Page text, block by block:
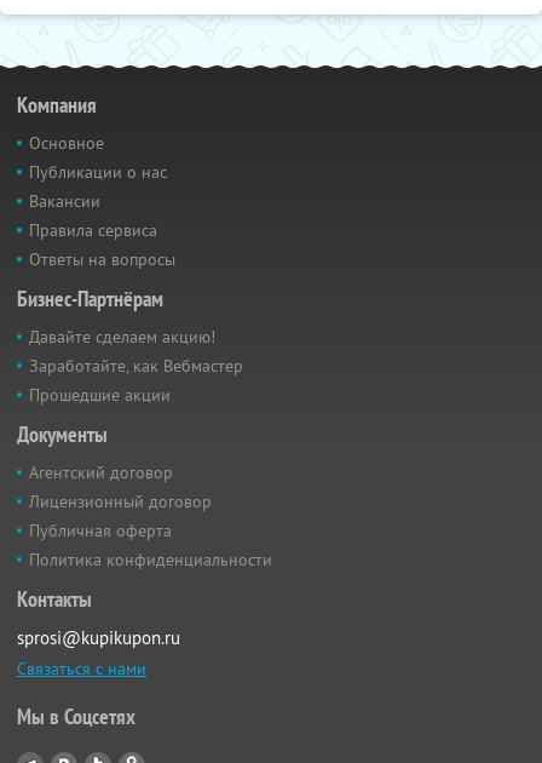
Компания
Основное
Публикации о нас
Вакансии
Правила сервиса
Ответы на вопросы
Бизнес-Партнёрам
Давайте сделаем акцию!
Заработайте, как Вебмастер
Прошедшие акции
Документы
Агентский договор
Лицензионный договор
Публичная оферта
Политика конфиденциальности
Контакты
sprosi@kupikupon.ru
Связаться с нами
Мы в Соцсетях